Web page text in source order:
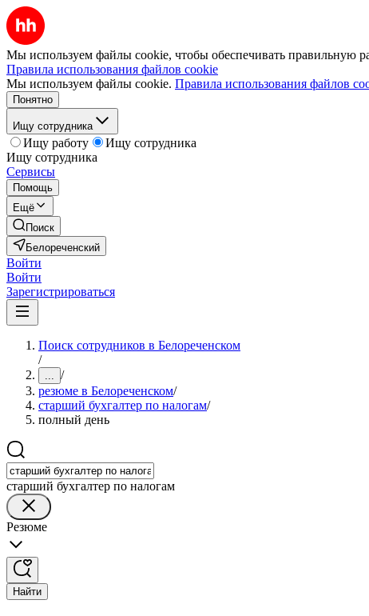
Мы используем файлы cookie, чтобы обеспечивать правильную
Правила использования файлов cookie
Мы используем файлы cookie. Правила использования файлов
Понятно
Ищу сотрудника
Ищу работу
Ищу сотрудника
Ищу сотрудника
Сервисы
Помощь
Ещё
Поиск
Белореченский
Войти
Войти
Зарегистрироваться
Поиск сотрудников в Белореченском
/
... /
резюме в Белореченском/
старший бухгалтер по налогам/
полный день
старший бухгалтер по налогам
Резюме
Найти